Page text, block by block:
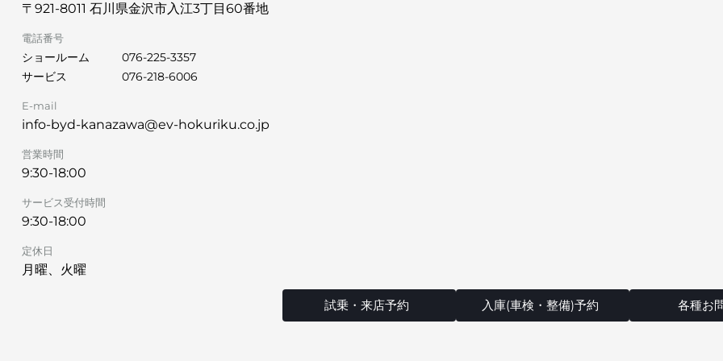
〒921-8011 石川県金沢市入江3丁目60番地
電話番号
ショールーム
076-225-3357
サービス
076-218-6006
E-mail
info-byd-kanazawa@ev-hokuriku.co.jp
営業時間
9:30-18:00
サービス受付時間
9:30-18:00
定休日
月曜、火曜
試乗・来店予約 入庫(車検・整備)予約 各種お